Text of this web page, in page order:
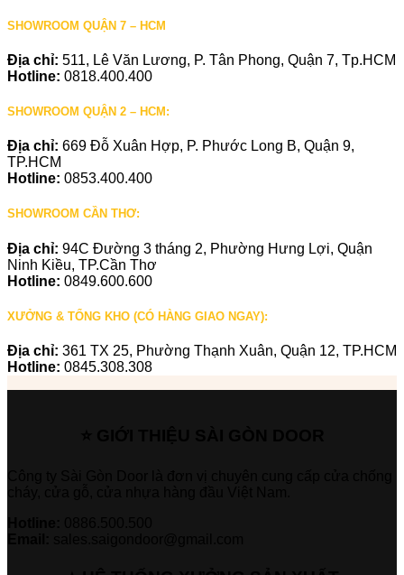
SHOWROOM QUẬN 7 – HCM
Địa chỉ: 511, Lê Văn Lương, P. Tân Phong, Quận 7, Tp.HCM
Hotline: 0818.400.400
SHOWROOM QUẬN 2 – HCM:
Địa chỉ: 669 Đỗ Xuân Hợp, P. Phước Long B, Quận 9,
TP.HCM
Hotline: 0853.400.400
SHOWROOM CẦN THƠ:
Địa chỉ: 94C Đường 3 tháng 2, Phường Hưng Lợi, Quận
Ninh Kiều, TP.Cần Thơ
Hotline: 0849.600.600
XƯỞNG & TỔNG KHO (CÓ HÀNG GIAO NGAY):
Địa chỉ: 361 TX 25, Phường Thạnh Xuân, Quận 12, TP.HCM
Hotline: 0845.308.308